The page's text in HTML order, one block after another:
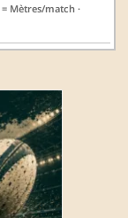
= Mètres/match ·